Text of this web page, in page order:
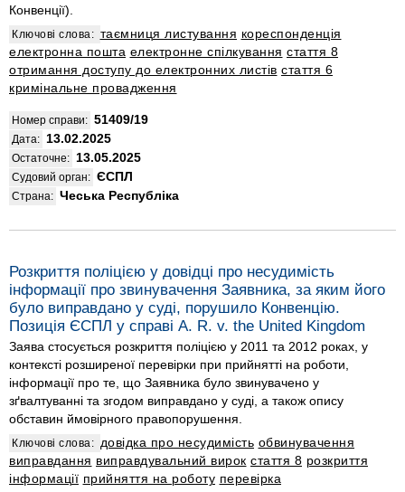
Конвенції).
Ключові слова: таємниця листування кореспонденція
електронна пошта електронне спілкування стаття 8
отримання доступу до електронних листів стаття 6
кримінальне провадження
Номер справи: 51409/19
Дата: 13.02.2025
Остаточне: 13.05.2025
Судовий орган: ЄСПЛ
Страна: Чеська Республіка
Розкриття поліцією у довідці про несудимість
інформації про звинувачення Заявника, за яким його
було виправдано у суді, порушило Конвенцію.
Позиція ЄСПЛ у справі A. R. v. the United Kingdom
Заява стосується розкриття поліцією у 2011 та 2012 роках, у
контексті розширеної перевірки при прийнятті на роботи,
інформації про те, що Заявника було звинувачено у
зґвалтуванні та згодом виправдано у суді, а також опису
обставин ймовірного правопорушення.
Ключові слова: довідка про несудимість обвинувачення
виправдання виправдувальний вирок стаття 8 розкриття
інформації прийняття на роботу перевірка